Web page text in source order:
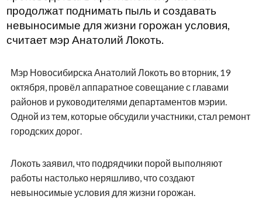
продолжат поднимать пыль и создавать
невыносимые для жизни горожан условия,
считает мэр Анатолий Локоть.
Мэр Новосибирска Анатолий Локоть во вторник, 19
октября, провёл аппаратное совещание с главами
районов и руководителями департаментов мэрии.
Одной из тем, которые обсудили участники, стал ремонт
городских дорог.
Локоть заявил, что подрядчики порой выполняют
работы настолько неряшливо, что создают
невыносимые условия для жизни горожан.